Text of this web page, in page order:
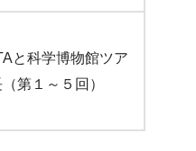
と科学博物館ツア
第１～５回）